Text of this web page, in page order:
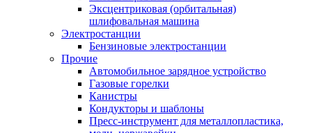
Эксцентриковая (орбитальная)
шлифовальная машина
Электростанции
Бензиновые электростанции
Прочие
Автомобильное зарядное устройство
Газовые горелки
Канистры
Кондукторы и шаблоны
Пресс-инструмент для металлопластика,